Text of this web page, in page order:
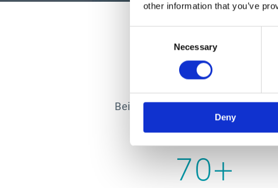
other information that you’ve
Necessary
Deny
Bei der Suche nach einer EDI-
zu finden.
70+